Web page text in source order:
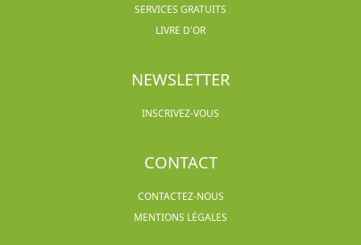
SERVICES GRATUITS
LIVRE D'OR
NEWSLETTER
INSCRIVEZ-VOUS
CONTACT
CONTACTEZ-NOUS
MENTIONS LÉGALES